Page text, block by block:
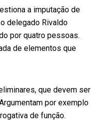
a imputação de
delegado Rivaldo
por quatro pessoas.
de elementos que
que devem ser
por exemplo
de função.